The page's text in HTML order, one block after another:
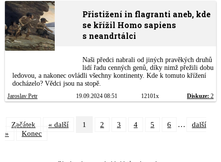
Přistižení in flagranti aneb, kde
se křížil Homo sapiens
s neandrtálci
Naši předci nabrali od jiných pravěkých druhů
lidí řadu cenných genů, díky nimž přežili dobu
ledovou, a nakonec ovládli všechny kontinenty. Kde k tomuto křížení
docházelo? Vědci jsou na stopě.
Jaroslav Petr 19.09.2024 08:51 12101x Diskuze: 2
Začátek « další 1 2 3 4 5 6 …
další
»
Konec